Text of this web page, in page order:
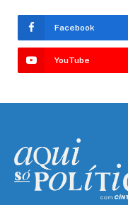
Facebook
YouTube